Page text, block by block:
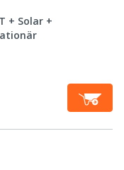
+ Solar +